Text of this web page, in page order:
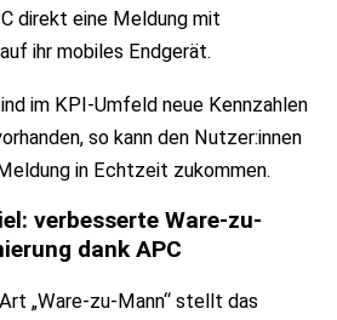
direkt eine Meldung mit
ihr mobiles Endgerät.
im KPI-Umfeld neue Kennzahlen
so kann den Nutzer:innen
in Echtzeit zukommen.
: verbesserte Ware-zu-
dank APC
„Ware-zu-Mann“ stellt das